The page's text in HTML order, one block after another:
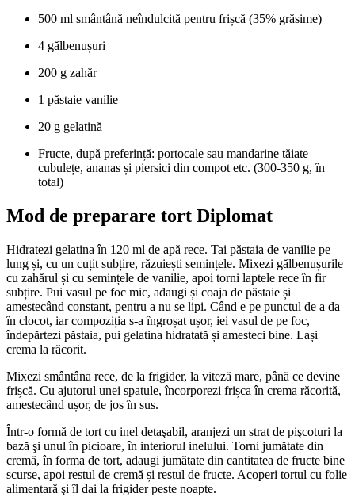
500 ml smântână neîndulcită pentru frișcă (35% grăsime)
4 gălbenușuri
200 g zahăr
1 păstaie vanilie
20 g gelatină
Fructe, după preferință: portocale sau mandarine tăiate
cubulețe, ananas și piersici din compot etc. (300-350 g, în
total)
Mod de preparare tort Diplomat
Hidratezi gelatina în 120 ml de apă rece. Tai păstaia de vanilie pe
lung și, cu un cuțit subțire, răzuiești semințele. Mixezi gălbenușurile
cu zahărul și cu semințele de vanilie, apoi torni laptele rece în fir
subțire. Pui vasul pe foc mic, adaugi și coaja de păstaie și
amestecând constant, pentru a nu se lipi. Când e pe punctul de a da
în clocot, iar compoziția s-a îngroșat ușor, iei vasul de pe foc,
îndepărtezi păstaia, pui gelatina hidratată și amesteci bine. Lași
crema la răcorit.
Mixezi smântâna rece, de la frigider, la viteză mare, până ce devine
frișcă. Cu ajutorul unei spatule, încorporezi frișca în crema răcorită,
amestecând ușor, de jos în sus.
Într-o formă de tort cu inel detaşabil, aranjezi un strat de pişcoturi la
bază şi unul în picioare, în interiorul inelului. Torni jumătate din
cremă, în forma de tort, adaugi jumătate din cantitatea de fructe bine
scurse, apoi restul de cremă și restul de fructe. Acoperi tortul cu folie
alimentară şi îl dai la frigider peste noapte.